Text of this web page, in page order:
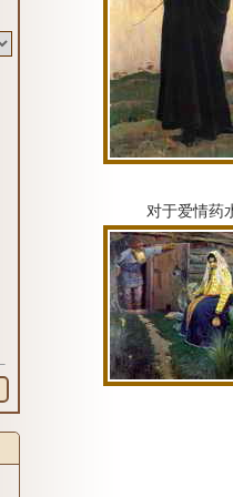
对于爱情药